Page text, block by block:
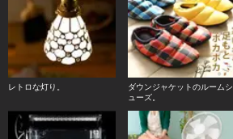
レトロな灯り。
ダウンジャケットのルームシ
ューズ。